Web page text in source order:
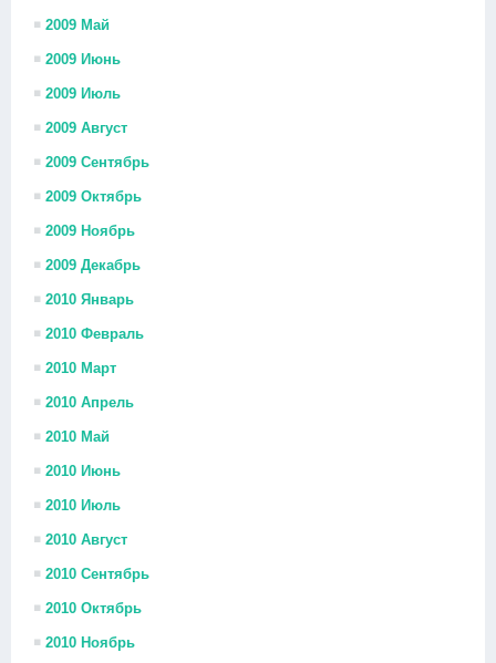
2009 Май
2009 Июнь
2009 Июль
2009 Август
2009 Сентябрь
2009 Октябрь
2009 Ноябрь
2009 Декабрь
2010 Январь
2010 Февраль
2010 Март
2010 Апрель
2010 Май
2010 Июнь
2010 Июль
2010 Август
2010 Сентябрь
2010 Октябрь
2010 Ноябрь